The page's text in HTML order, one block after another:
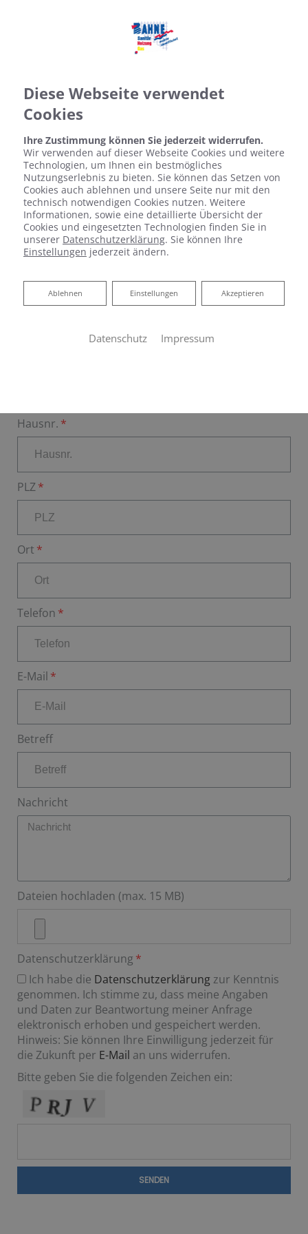
Kontaktformular
Vorname
Nachname
Hausnr.
PLZ
Ort
Telefon
E-Mail
Betreff
Nachricht
Dateien hochladen (max. 15 MB)
Datenschutzerklärung
Ich habe die Datenschutzerklärung zur Kenntnis
genommen. Ich stimme zu, dass meine Angaben
und Daten zur Beantwortung meiner Anfrage
elektronisch erhoben und gespeichert werden.
Hinweis: Sie können Ihre Einwilligung jederzeit für
die Zukunft per E-Mail an uns widerrufen.
Bitte geben Sie die folgenden Zeichen ein:
SENDEN
Diese Webseite verwendet
Cookies
Ihre Zustimmung können Sie jederzeit widerrufen.
Wir verwenden auf dieser Webseite Cookies und weitere
Technologien, um Ihnen ein bestmögliches
Nutzungserlebnis zu bieten. Sie können das Setzen von
Cookies auch ablehnen und unsere Seite nur mit den
technisch notwendigen Cookies nutzen. Weitere
Informationen, sowie eine detaillierte Übersicht der
Cookies und eingesetzten Technologien finden Sie in
unserer Datenschutzerklärung. Sie können Ihre
Einstellungen jederzeit ändern.
Akzeptieren
Einstellungen
Ablehnen
Ablehnen
Datenschutz Impressum